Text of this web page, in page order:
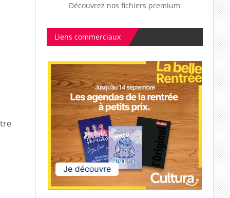
Découvrez nos fichiers premium
Liens commerciaux